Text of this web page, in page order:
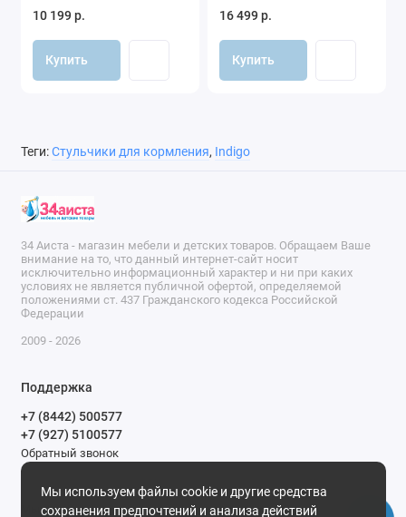
(бежевый лен)
10 199 р.
Купить
автостенка съемная, ящик)
(кашемир)
16 499 р.
Купить
Теги:Стульчики для кормления, Indigo
Мы используем файлы cookie и другие средства
сохранения предпочтений и анализа действий
34 Аиста - магазин мебели и детских товаров. Обращаем Ваше
внимание на то, что данный интернет-сайт носит
исключительно информационный характер и ни при каких
условиях не является публичной офертой, определяемой
положениями ст. 437 Гражданского кодекса Российской
Федерации
2009 - 2026
Поддержка
+7 (8442) 500577
+7 (927) 5100577
Обратный звонок
Мы в сети